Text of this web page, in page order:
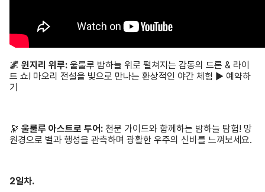
🌌 윈지리 위루: 울룰루 밤하늘 위로 펼쳐지는 감동의 드론 & 라이
트 쇼! 마오리 전설을 빛으로 만나는 환상적인 야간 체험 ▶ 예약하
기
🔭 울룰루 아스트로 투어: 천문 가이드와 함께하는 밤하늘 탐험! 망
원경으로 별과 행성을 관측하며 광활한 우주의 신비를 느껴보세요.
2일차.